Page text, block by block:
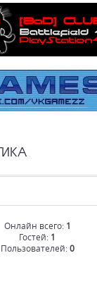
Онлайн всего: 1
Гостей: 1
Пользователей:0